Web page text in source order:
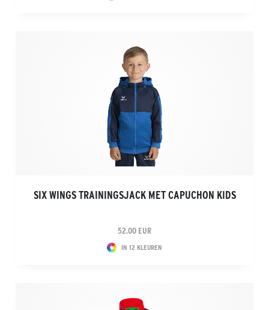
SIX WINGS TRAININGSJACK MET CAPUCHON KIDS
52.00 EUR
IN 12 KLEUREN